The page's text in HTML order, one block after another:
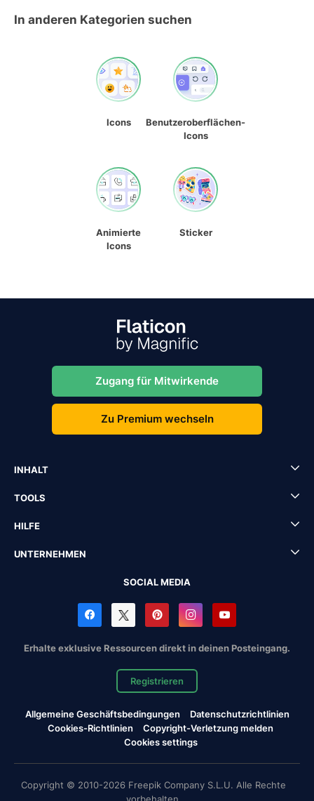
In anderen Kategorien suchen
Icons
Benutzeroberflächen-
Icons
Animierte
Icons
Sticker
Zugang für Mitwirkende
Zu Premium wechseln
INHALT
TOOLS
HILFE
UNTERNEHMEN
SOCIAL MEDIA
Erhalte exklusive Ressourcen direkt in deinen Posteingang.
Registrieren
Allgemeine Geschäftsbedingungen
Datenschutzrichtlinien
Cookies-Richtlinien
Copyright-Verletzung melden
Cookies settings
Copyright © 2010-2026 Freepik Company S.L.U. Alle Rechte